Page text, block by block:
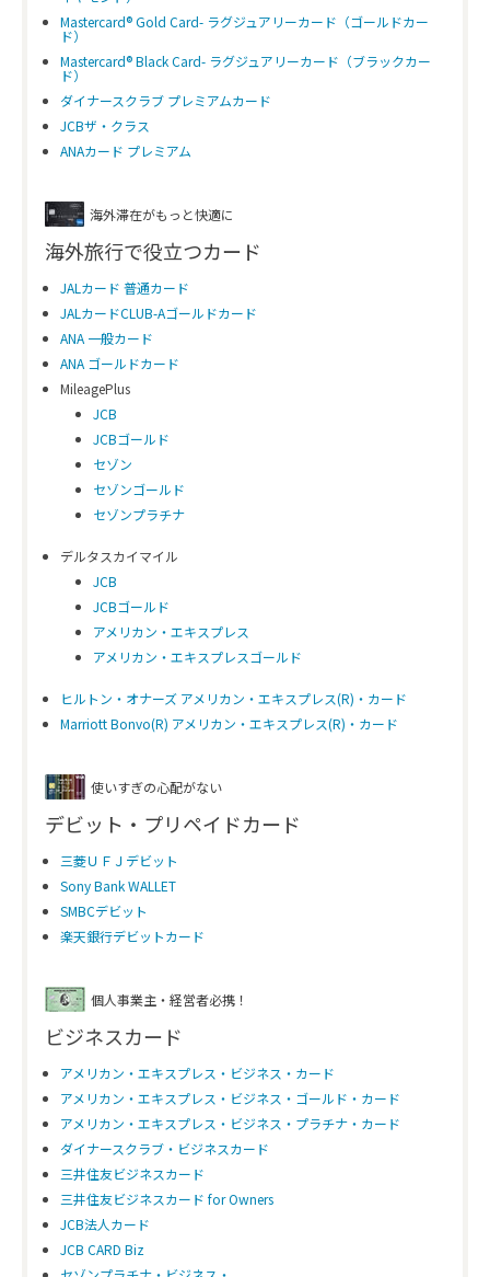
Mastercard® Gold Card- ラグジュアリーカード（ゴールドカー
ド）
Mastercard® Black Card- ラグジュアリーカード（ブラックカー
ド）
ダイナースクラブ プレミアムカード
JCBザ・クラス
ANAカード プレミアム
海外滞在がもっと快適に
海外旅行で役立つカード
JALカード 普通カード
JALカードCLUB-Aゴールドカード
ANA 一般カード
ANA ゴールドカード
MileagePlus
JCB
JCBゴールド
セゾン
セゾンゴールド
セゾンプラチナ
デルタスカイマイル
JCB
JCBゴールド
アメリカン・エキスプレス
アメリカン・エキスプレスゴールド
ヒルトン・オナーズ アメリカン・エキスプレス(R)・カード
Marriott Bonvo(R) アメリカン・エキスプレス(R)・カード
使いすぎの心配がない
デビット・プリペイドカード
三菱ＵＦＪデビット
Sony Bank WALLET
SMBCデビット
楽天銀行デビットカード
個人事業主・経営者必携！
ビジネスカード
アメリカン・エキスプレス・ビジネス・カード
アメリカン・エキスプレス・ビジネス・ゴールド・カード
アメリカン・エキスプレス・ビジネス・プラチナ・カード
ダイナースクラブ・ビジネスカード
三井住友ビジネスカード
三井住友ビジネスカード for Owners
JCB法人カード
JCB CARD Biz